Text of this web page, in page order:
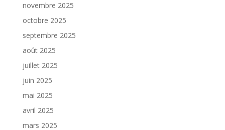
novembre 2025
octobre 2025
septembre 2025
août 2025
juillet 2025
juin 2025
mai 2025
avril 2025
mars 2025